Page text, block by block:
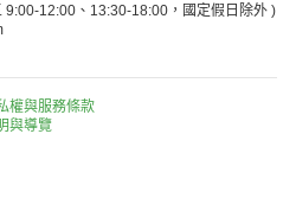
9:00-12:00、13:30-18:00，國定假日除外 )
權與服務條款
與導覽